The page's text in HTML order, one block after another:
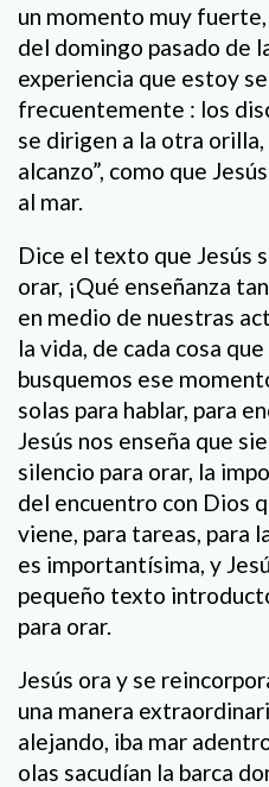
un momento muy
del domingo pasado de
experiencia que estoy
frecuentemente : los
se dirigen a la otra orilla,
alcanzo”, como que
al mar.
Dice el texto que Jesús
orar, ¡Qué enseñanza
en medio de nuestras
la vida, de cada cosa
busquemos ese
solas para hablar, para
Jesús nos enseña que
silencio para orar, la
del encuentro con Dios
viene, para tareas, para
es importantísima, y
pequeño texto
para orar.
Jesús ora y se
una manera
alejando, iba mar
olas sacudían la barca